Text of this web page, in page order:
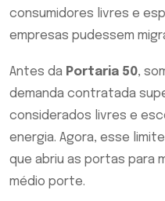
consumidores livres e
empresas pudessem
Antes da Portaria 50,
demanda contratada
considerados livres e
energia. Agora, esse
que abriu as portas para
médio porte.